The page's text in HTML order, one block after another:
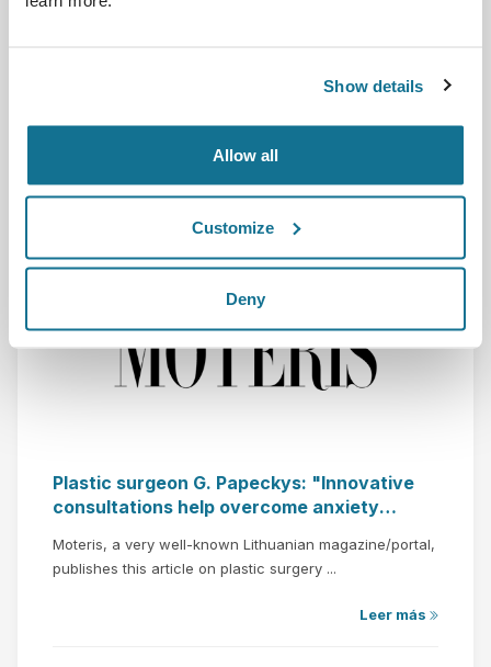
Show details
Allow all
Customize
Deny
trabajan en su consulta para lograr unos oj...
Leer más
25/1/2023
Plastic surgeon G. Papeckys: "Innovative
consultations help overcome anxiety
Moteris, a very well-known Lithuanian magazine/portal,
publishes this article on plastic surgery ...
Leer más